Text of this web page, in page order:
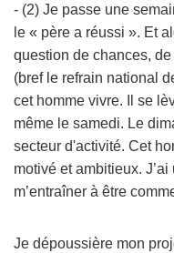
- (2) Je passe une
le « père a réussi ». Et
question de chances,
(bref le refrain national
cet homme vivre. Il se
même le samedi. Le
secteur d'activité. Cet
motivé et ambitieux.
m’entraîner à être
Je dépoussière mon